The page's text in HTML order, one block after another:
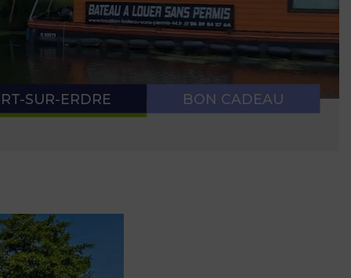
SANITAIRE
SUR-ERDRE BON CADEAU